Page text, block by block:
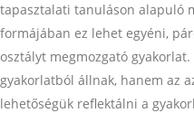
tapasztalati tanuláson alapuló
formájában ez lehet egyéni,
osztályt megmozgató
gyakorlatból állnak, hanem az
lehetőségük reflektálni a